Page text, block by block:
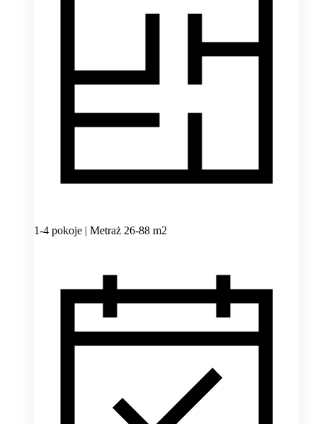
1-4 pokoje | Metraż 26-88 m2